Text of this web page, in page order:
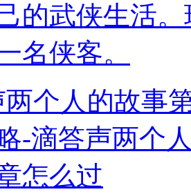
的武侠生活
名侠客。